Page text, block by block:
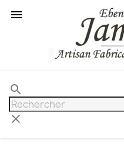

search
clear